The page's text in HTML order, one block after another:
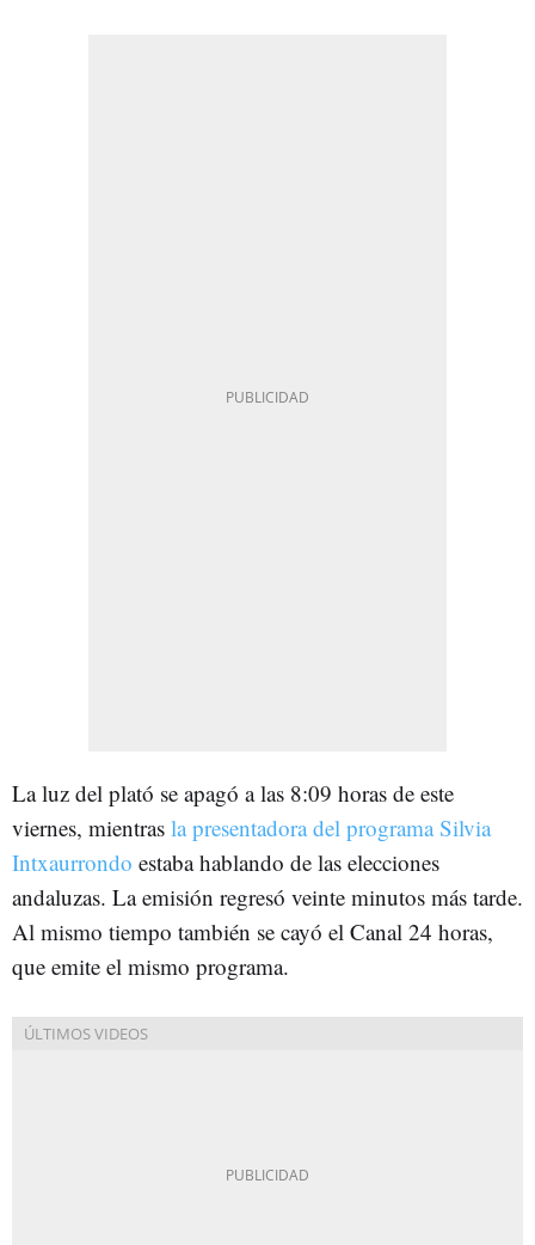
La luz del plató se apagó a las 8:09 horas de este
viernes, mientras la presentadora del programa Silvia
Intxaurrondo estaba hablando de las elecciones
andaluzas. La emisión regresó veinte minutos más tarde.
Al mismo tiempo también se cayó el Canal 24 horas,
que emite el mismo programa.